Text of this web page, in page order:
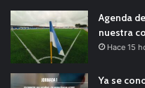
Agenda
nuestra
Hace 15
Ya se